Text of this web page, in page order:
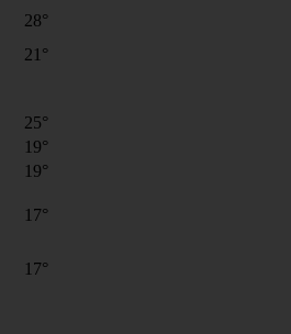
28°
21°
25°
19°
19°
17°
17°